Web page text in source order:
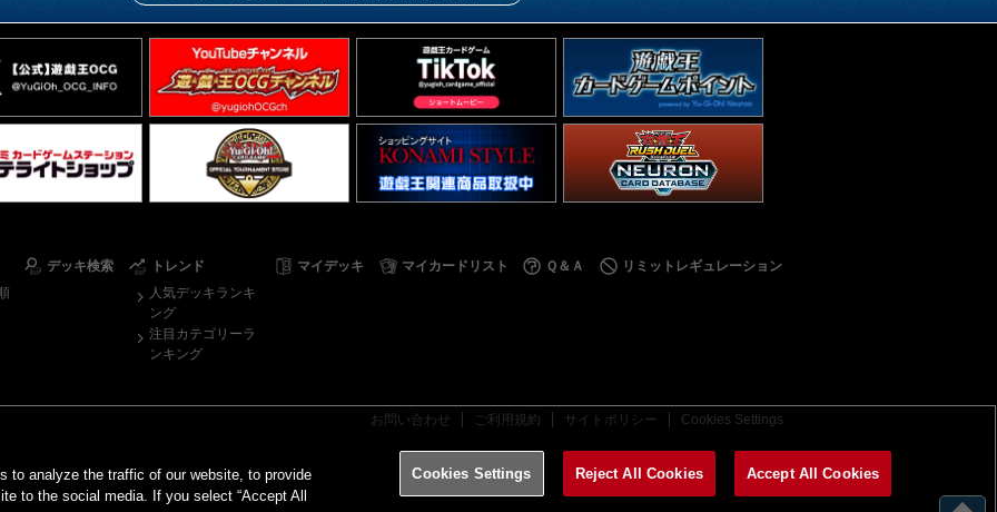
デッキ検索
トレンド
人気デッキランキ
ング
注目カテゴリーラ
ンキング
マイデッキ マイカードリスト Ｑ＆Ａ リミットレギュレーション
お問い合わせ ご利用規約 サイトポリシー Cookies Settings
to analyze the traffic of our website, to provide
to the social media. If you select “Accept All
Cookies Settings Reject All Cookies Accept All Cookies